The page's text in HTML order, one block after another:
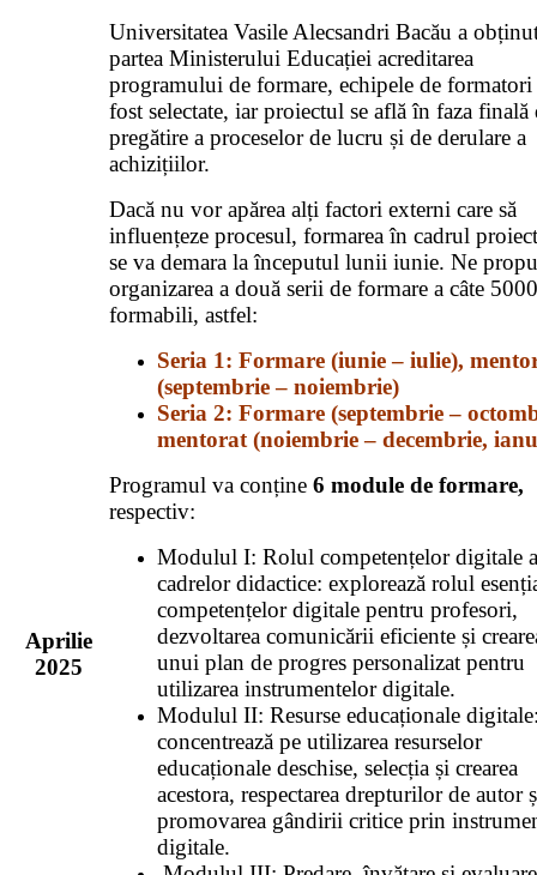
Aprilie
2025
Universitatea Vasile Alecsandri Bacău a
partea Ministerului Educației acreditarea
programului de formare, echipele de formatori
fost selectate, iar proiectul se află în faza finală
pregătire a proceselor de lucru și de derulare a
achizițiilor.
Dacă nu vor apărea alți factori externi care să
influențeze procesul, formarea în cadrul
se va demara la începutul lunii iunie. Ne
organizarea a două serii de formare a câte
formabili, astfel:
Seria 1: Formare (iunie – iulie),
(septembrie – noiembrie)
Seria 2: Formare (septembrie –
mentorat (noiembrie – decembrie,
Programul va conține 6 module de formare,
respectiv:
Modulul I: Rolul competențelor digitale
cadrelor didactice: explorează rolul
competențelor digitale pentru profesori,
dezvoltarea comunicării eficiente și
unui plan de progres personalizat pentru
utilizarea instrumentelor digitale.
Modulul II: Resurse educaționale
concentrează pe utilizarea resurselor
educaționale deschise, selecția și crearea
acestora, respectarea drepturilor de autor
promovarea gândirii critice prin
digitale.